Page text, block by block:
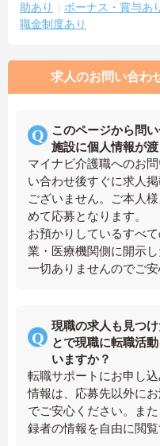
助あり
ボーナス・賞与あ
職金制度あり
求人のお問い合わ
このページから問
施設に個人情報が
マイナビ介護職へのお
い合わせ後すぐに求人
ございません。ご本人
めて応募となります。
お預かりしているすべ
業・医療機関側に開示
一切ありませんのでご安
現職の求人も見つ
とで現職に転職活
いますか？
転職サポートにお申し
情報は、応募先以外に
でご安心ください。ま
録者の情報を自由に閲